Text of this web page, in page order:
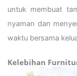
untuk membuat
nyaman dan
waktu bersama
Kelebihan